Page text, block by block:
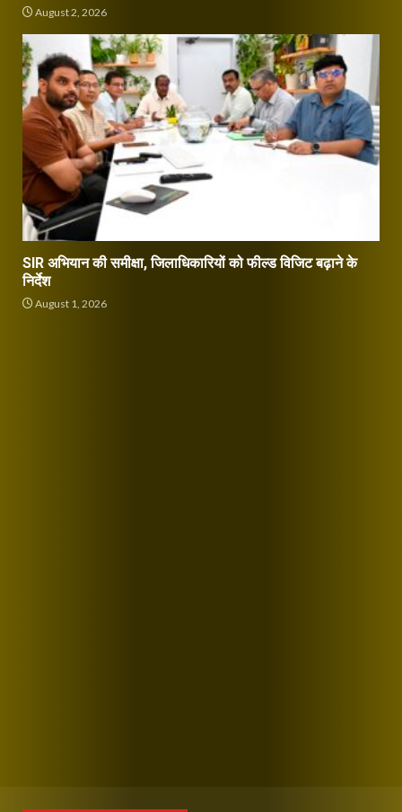
August 2, 2026
SIR अभियान की समीक्षा, जिलाधिकारियों को फील्ड विजिट बढ़ाने के
निर्देश
August 1, 2026